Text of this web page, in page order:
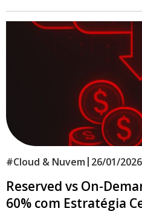
#Cloud & Nuvem | 26/01/2026
Reserved vs On-
60% com Estratégia